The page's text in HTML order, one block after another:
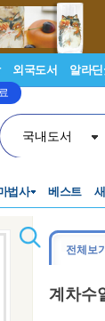
외국도서 알라
국내도서
법사 베스트
전체보
계차수